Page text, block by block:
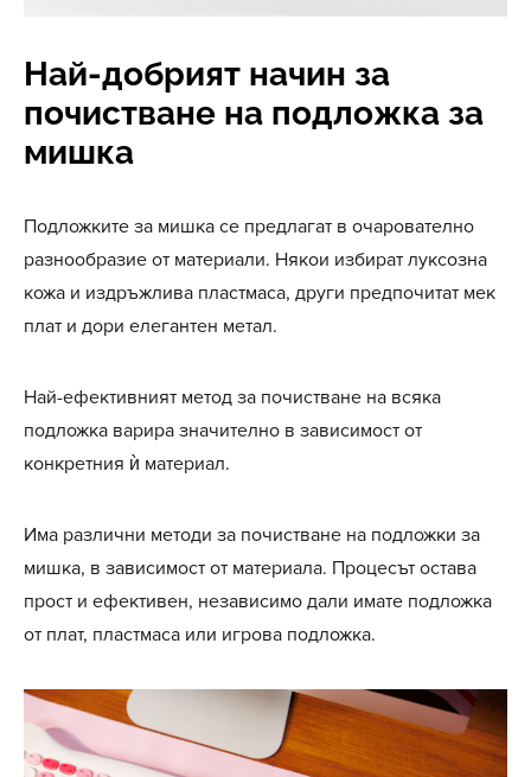
Най-добрият начин за
почистване на подложка за
мишка
Подложките за мишка се предлагат в очарователно
разнообразие от материали. Някои избират луксозна
кожа и издръжлива пластмаса, други предпочитат мек
плат и дори елегантен метал.
Най-ефективният метод за почистване на всяка
подложка варира значително в зависимост от
конкретния ѝ материал.
Има различни методи за почистване на подложки за
мишка, в зависимост от материала. Процесът остава
прост и ефективен, независимо дали имате подложка
от плат, пластмаса или игрова подложка.